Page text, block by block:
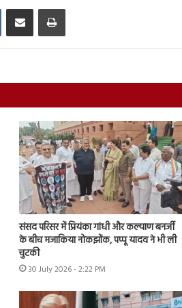
VKontakteShare via Email Print
संसद परिसर में प्रियंका गांधी और कल्याण बनर्जी
के बीच मजाकिया नोकझोंक, पप्पू यादव ने भी ली
चुटकी
30 July 2026 - 2:22 PM